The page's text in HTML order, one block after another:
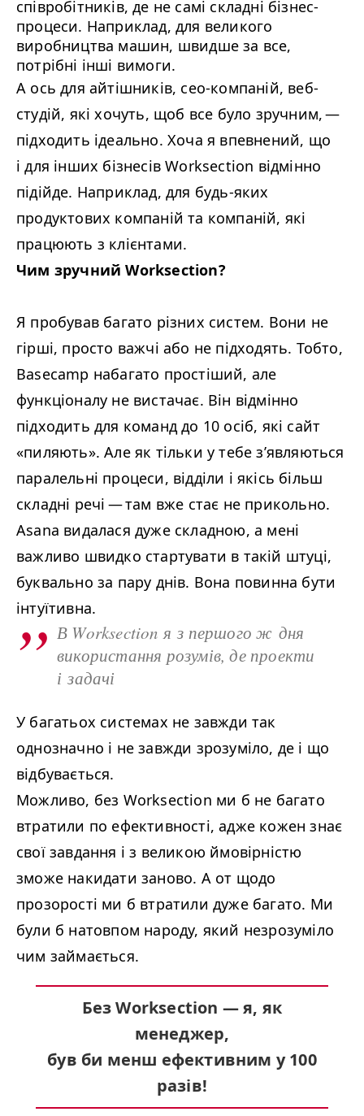
співробітників, де не самі складні бізнес-
процеси. Наприклад, для великого
виробництва машин, швидше за все,
потрібні інші вимоги.
А ось для айтішників, сео-компаній, веб-
студій, які хочуть, щоб все було зручним, —
підходить ідеально. Хоча я впевнений, що
і для інших бізнесів Worksection відмінно
підійде. Наприклад, для будь-яких
продуктових компаній та компаній, які
працюють з клієнтами.
Чим зручний Worksection?
Я пробував багато різних систем. Вони не
гірші, просто важчі або не підходять. Тобто,
Basecamp набагато простіший, але
функціоналу не вистачає. Він відмінно
підходить для команд до 10 осіб, які сайт
«пиляють». Але як тільки у тебе з’являються
паралельні процеси, відділи і якісь більш
складні речі — там вже стає не прикольно.
Asana видалася дуже складною, а мені
важливо швидко стартувати в такій штуці,
буквально за пару днів. Вона повинна бути
інтуїтивна.
В Worksection я з першого ж дня
використання розумів, де проекти
і задачі
У багатьох системах не завжди так
однозначно і не завжди зрозуміло, де і що
відбувається.
Можливо, без Worksection ми б не багато
втратили по ефективності, адже кожен знає
свої завдання і з великою ймовірністю
зможе накидати заново. А от щодо
прозорості ми б втратили дуже багато. Ми
були б натовпом народу, який незрозуміло
чим займається.
Без Worksection — я, як
менеджер,
був би менш ефективним у100
разів!